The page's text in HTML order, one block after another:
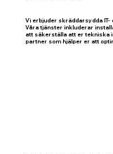
Vi erbjuder skräddarsydda
Våra tjänster inkluderar
att säkerställa att er tekniska
partner som hjälper er att